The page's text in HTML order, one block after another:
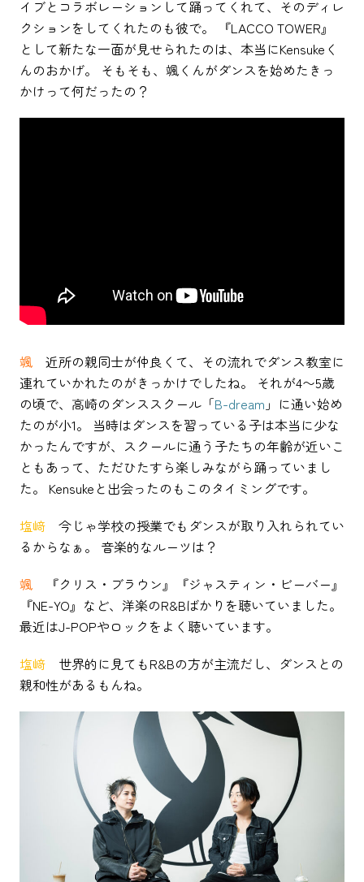
イブとコラボレーションして踊ってくれて、そのディレ
クションをしてくれたのも彼で。 『LACCO TOWER』
として新たな一面が見せられたのは、本当にKensukeく
んのおかげ。 そもそも、颯くんがダンスを始めたきっ
かけって何だったの？
颯 近所の親同士が仲良くて、その流れでダンス教室に
連れていかれたのがきっかけでしたね。 それが4〜5歳
の頃で、高崎のダンススクール「B-dream 」に通い始め
たのが小1。 当時はダンスを習っている子は本当に少な
かったんですが、スクールに通う子たちの年齢が近いこ
ともあって、ただひたすら楽しみながら踊っていまし
た。 Kensukeと出会ったのもこのタイミングです。
塩﨑 今じゃ学校の授業でもダンスが取り入れられてい
るからなぁ。 音楽的なルーツは？
颯 『クリス・ブラウン』『ジャスティン・ビーバー』
『NE-YO』など、洋楽のR&Bばかりを聴いていました。
最近はJ-POPやロックをよく聴いています。
塩﨑 世界的に見てもR&Bの方が主流だし、ダンスとの
親和性があるもんね。